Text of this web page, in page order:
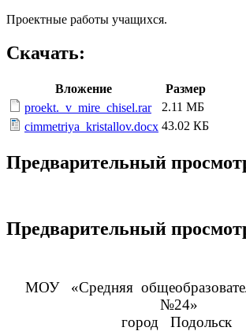
Проектные работы учащихся.
Скачать:
Вложение
Размер
proekt._v_mire_chisel.rar
2.11 МБ
cimmetriya_kristallov.docx 43.02 КБ
Предварительный
Предварительный
МОУ «Средняя
№24»
город Подольск